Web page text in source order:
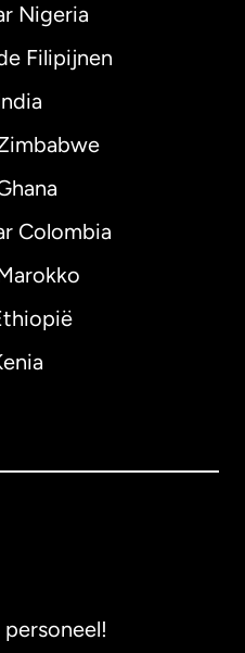
Nigeria
Filipijnen
Colombia